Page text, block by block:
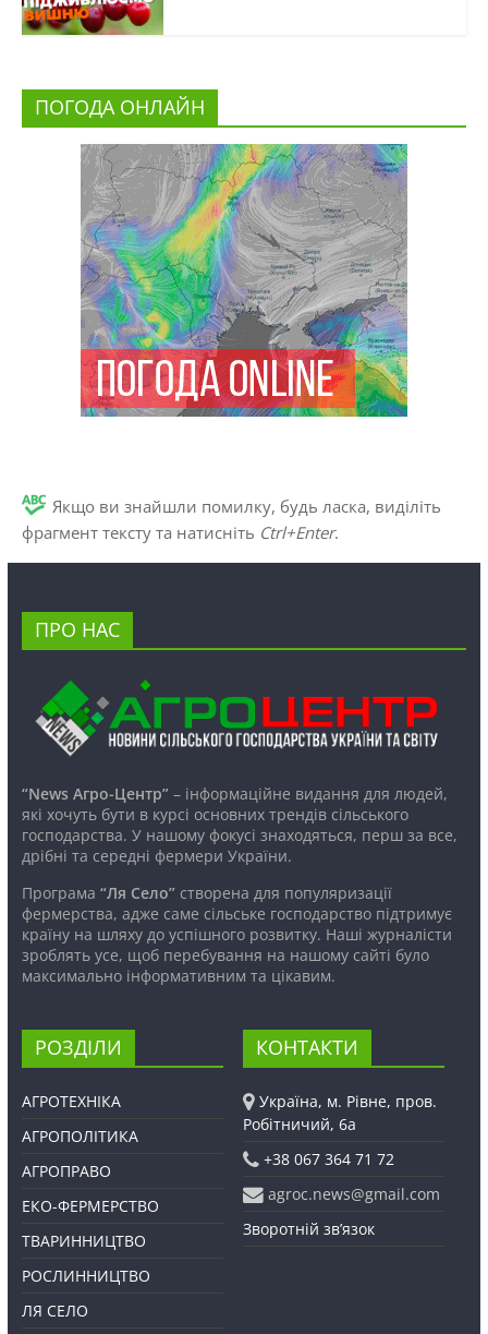
ПОГОДА ОНЛАЙН
Якщо ви знайшли помилку, будь ласка, виділіть
фрагмент тексту та натисніть Ctrl+Enter.
ПРО НАС
“News Агро-Центр”– інформаційне видання для людей,
які хочуть бути в курсі основних трендів сільського
господарства. У нашому фокусі знаходяться, перш за все,
дрібні та середні фермери України.
Програма “Ля Село”створена для популяризації
фермерства, адже саме сільське господарство підтримує
країну на шляху до успішного розвитку. Наші журналісти
зроблять усе, щоб перебування на нашому сайті було
максимально інформативним та цікавим.
РОЗДІЛИ
АГРОТЕХНІКА
АГРОПОЛІТИКА
АГРОПРАВО
ЕКО-ФЕРМЕРСТВО
ТВАРИННИЦТВО
РОСЛИННИЦТВО
ЛЯ СЕЛО
КОНТАКТИ
Україна, м. Рівне, пров.
Робітничий, 6а
+38 067 364 71 72
agroc.news@gmail.com
Зворотній зв’язок